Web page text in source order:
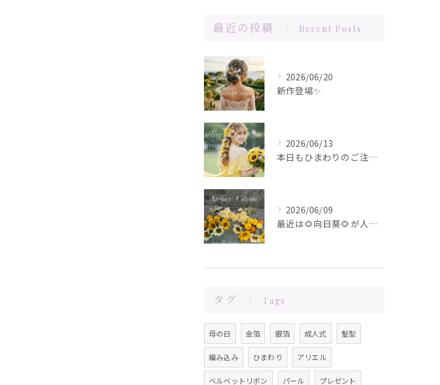
最近の投稿 Recent Posts
2026/06/20
新作登場✨️
2026/06/13
本日もひまわりのご注文ありがとうございます✨️
2026/06/09
最近は🌻向日葵🌻が人気です！在庫が少なくなってきました！お問...
タグ Tags
母の日 金箔 銀箔 成人式 髪型
編み込み ひまわり アリエル
ベルベットリボン パール プレゼント